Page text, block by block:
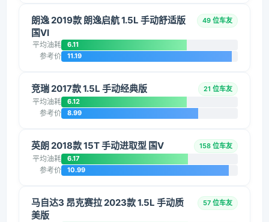
朗逸 2019款 朗逸启航 1.5L 手动舒适版
国VI
49 位车友
平均油耗 6.11
参考价 11.19
竞瑞 2017款 1.5L 手动经典版 21 位车友
平均油耗 6.12
参考价 8.99
英朗 2018款 15T 手动进取型 国V 158 位车友
平均油耗 6.17
参考价 10.99
马自达3 昂克赛拉 2023款 1.5L 手动质
美版
57 位车友